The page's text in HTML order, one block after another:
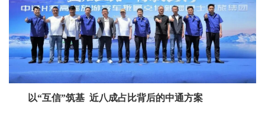
以“互信”筑基 近八成占比背后的中通方案